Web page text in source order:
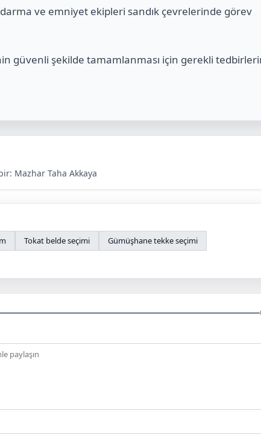
ve emniyet ekipleri sandık çevrelerinde görev
güvenli şekilde tamamlanması için gerekli
Mazhar Taha Akkaya
Tokat belde seçimi
Gümüşhane tekke seçimi